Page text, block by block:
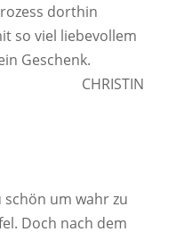
dorthin
so viel liebevollem
Geschenk.
CHRISTIN
schön um wahr zu
Doch nach dem